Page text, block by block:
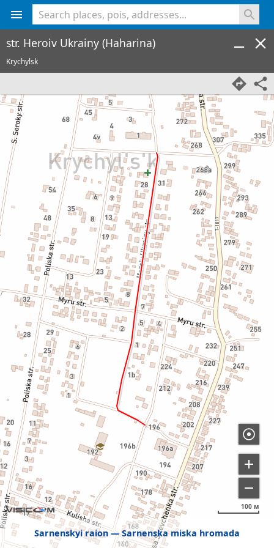
Sarnenskyi raion Sarnenska miska hromada
100 м
str. Heroiv Ukrainy (Haharina)
Krychylsk
<% console.log(hcard) %>